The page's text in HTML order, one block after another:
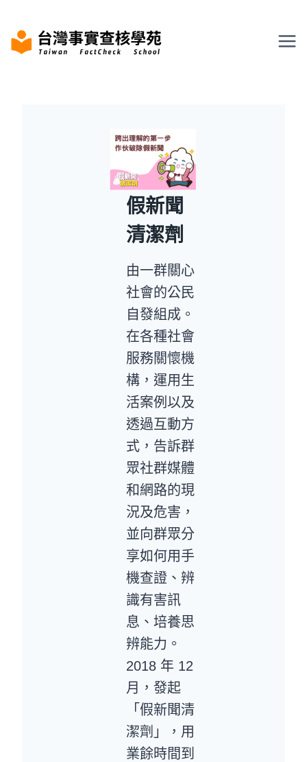
content
假新聞
清潔劑
由一群關心
社會的公民
自發組成。
在各種社會
服務關懷機
構，運用生
活案例以及
透過互動方
式，告訴群
眾社群媒體
和網路的現
況及危害，
並向群眾分
享如何用手
機查證、辨
識有害訊
息、培養思
辨能力。
2018 年 12
月，發起
「假新聞清
潔劑」，用
業餘時間到